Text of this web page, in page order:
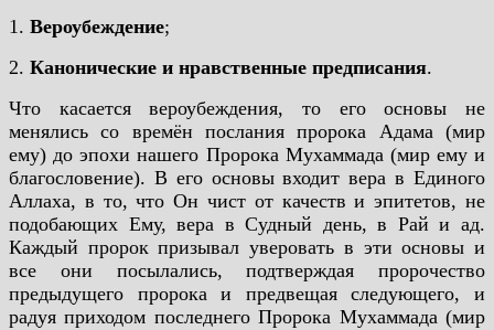
1. Вероубеждение;
2. Канонические и нравственные предписания.
Что касается вероубеждения, то его основы не
менялись со времён послания пророка Адама (мир
ему) до эпохи нашего Пророка Мухаммада (мир ему и
благословение). В его основы входит вера в Единого
Аллаха, в то, что Он чист от качеств и эпитетов, не
подобающих Ему, вера в Судный день, в Рай и ад.
Каждый пророк призывал уверовать в эти основы и
все они посылались, подтверждая пророчество
предыдущего пророка и предвещая следующего, и
радуя приходом последнего Пророка Мухаммада (мир